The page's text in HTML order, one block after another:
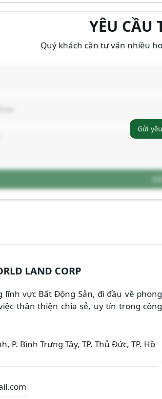
YÊU CẦU
Quý khách cần tư vấn nhiều
Gửi
LAND CORP
vực Bất Động Sản, đi đầu về phong
thân thiện chia sẻ, uy tín trong công
P. Bình Trưng Tây, TP. Thủ Đức, TP. Hồ